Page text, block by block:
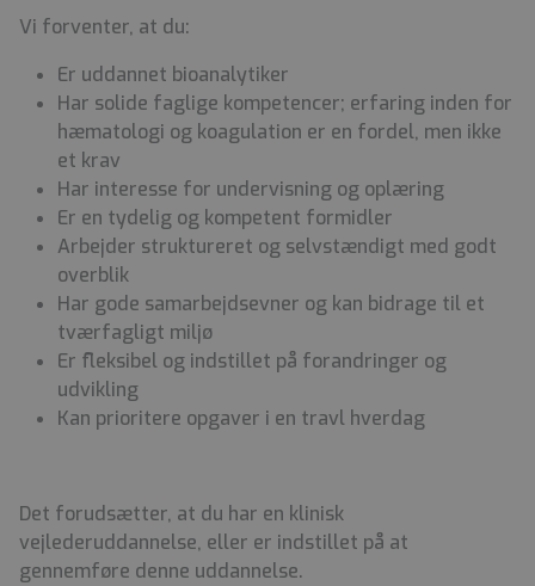
Vi forventer, at du:
Er uddannet bioanalytiker
Har solide faglige kompetencer; erfaring inden for
hæmatologi og koagulation er en fordel, men ikke
et krav
Har interesse for undervisning og oplæring
Er en tydelig og kompetent formidler
Arbejder struktureret og selvstændigt med godt
overblik
Har gode samarbejdsevner og kan bidrage til et
tværfagligt miljø
Er fleksibel og indstillet på forandringer og
udvikling
Kan prioritere opgaver i en travl hverdag
Det forudsætter, at du har en klinisk
vejlederuddannelse, eller er indstillet på at
gennemføre denne uddannelse.